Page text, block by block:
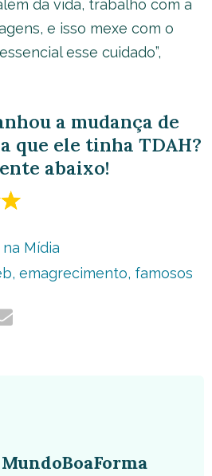
da vida, trabalho com a
e isso mexe com o
esse cuidado”,
a mudança de
que ele tinha TDAH?
abaixo!
Mídia
, emagrecimento, famosos
Share